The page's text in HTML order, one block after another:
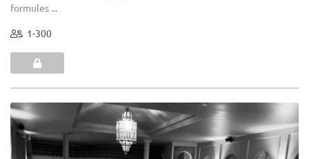
formules ...
1-300